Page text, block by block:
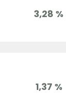
3,28 %
1,37 %